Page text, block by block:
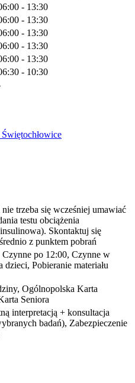
- 13:30
- 13:30
- 13:30
- 13:30
- 13:30
- 10:30
trzeba się wcześniej umawiać
testu obciążenia
Skontaktuj się
z punktem pobrań
po 12:00, Czynne w
Pobieranie materiału
Ogólnopolska Karta
Seniora
interpretacją + konsultacja
badań), Zabezpieczenie